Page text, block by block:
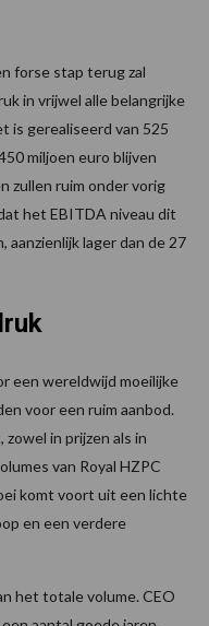
forse stap terug zal
in vrijwel alle belangrijke
is gerealiseerd van 525
miljoen euro blijven
zullen ruim onder vorig
het EBITDA niveau dit
aanzienlijk lager dan de 27
een wereldwijd moeilijke
voor een ruim aanbod.
in prijzen als in
van Royal HZPC
komt voort uit een lichte
en een verdere
het totale volume. CEO